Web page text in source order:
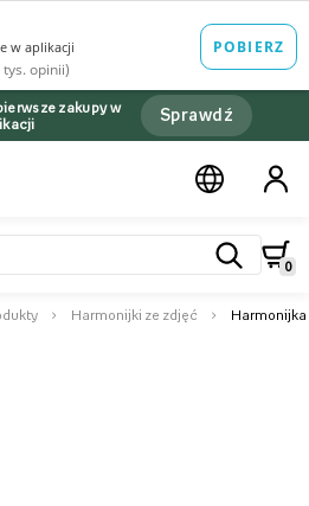
zakupy w
Sprawdź
0
Harmonijki ze zdjęć Harmonijka